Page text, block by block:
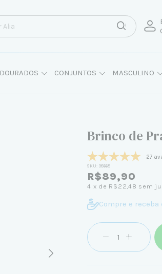
DOURADOS CONJUNTOS MASCULINO
Brinco de
27
SKU: 38665
R$89,90
4 x de R$22,48 sem
Compre e